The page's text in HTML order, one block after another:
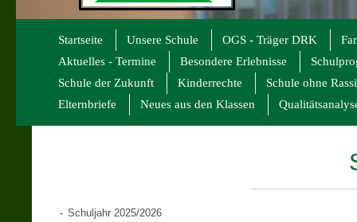
Startseite Unsere Schule OGS - Träger DRK
Aktuelles - Termine
Besondere Erlebnisse
Schule der Zukunft
Kinderrechte
Schule ohne
Elternbriefe
Neues aus den Klassen
Schuljahr 2025/2026